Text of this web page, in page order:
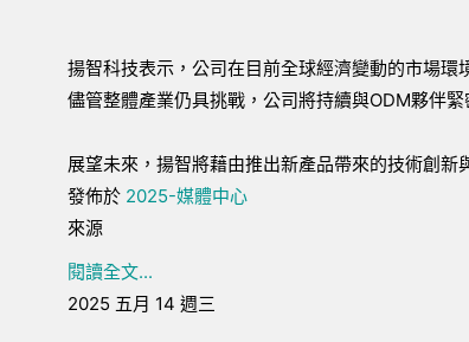
揚智科技表示，公司在目前全球經濟變動的市場
儘管整體產業仍具挑戰，公司將持續與ODM夥伴
展望未來，揚智將藉由推出新產品帶來的技術創
發佈於 2025-媒體中心
來源
閱讀全文...
2025 五月 14 週三